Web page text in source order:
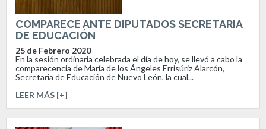
COMPARECE ANTE DIPUTADOS SECRETARIA
DE EDUCACIÓN
25 de Febrero 2020
En la sesión ordinaria celebrada el día de hoy, se llevó a cabo la
comparecencia de María de los Ángeles Errisúriz Alarcón,
Secretaria de Educación de Nuevo León, la cual...
LEER MÁS [+]